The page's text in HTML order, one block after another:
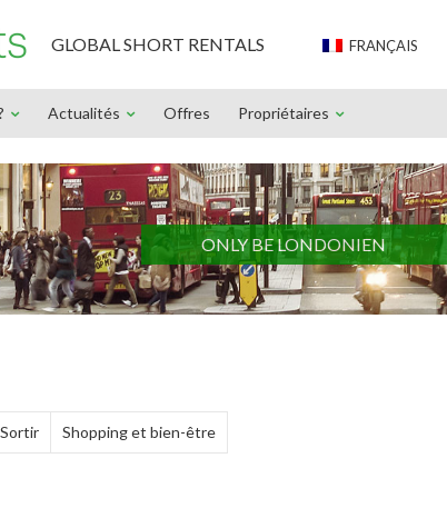
GLOBAL SHORT RENTALS FRANÇAIS
Actualités Offres Propriétaires
ONLY BE LONDONIEN
Sortir Shopping et bien-être